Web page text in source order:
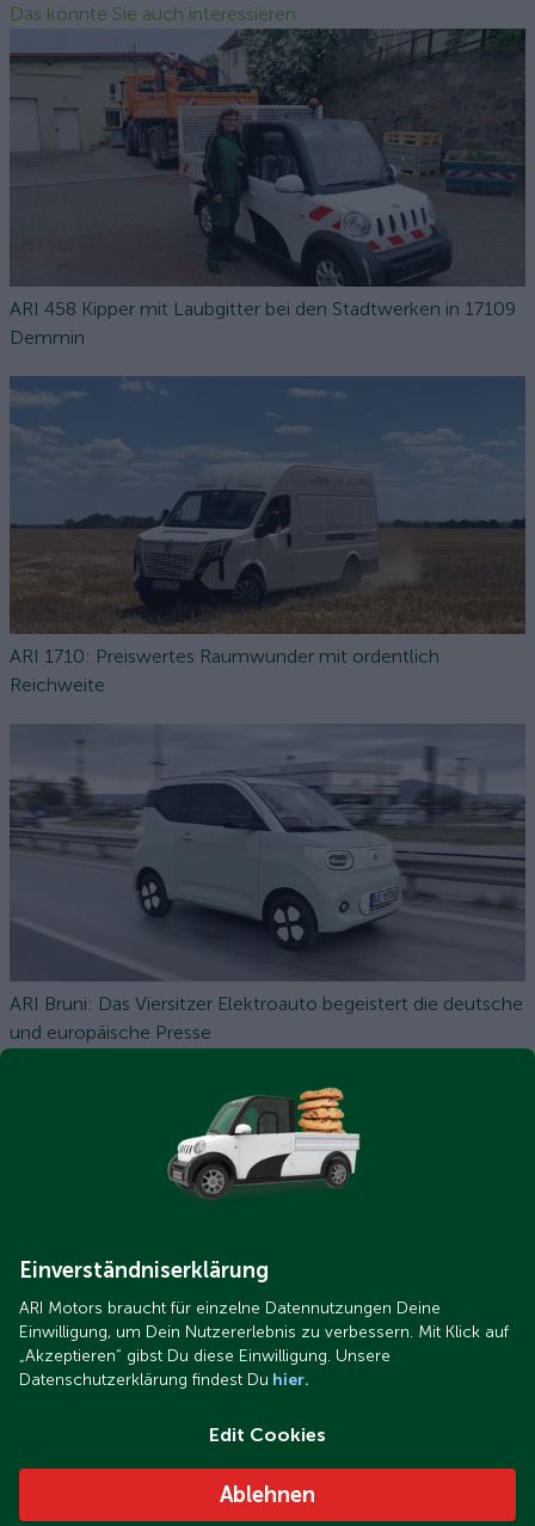
Das könnte Sie auch interessieren
ARI 458 Kipper mit Laubgitter bei den Stadtwerken in 17109
Demmin
ARI 1710: Preiswertes Raumwunder mit ordentlich
Reichweite
ARI Bruni: Das Viersitzer Elektroauto begeistert die deutsche
und europäische Presse
Einverständniserklärung
ARI Motors braucht für einzelne Datennutzungen Deine
Einwilligung, um Dein Nutzererlebnis zu verbessern. Mit Klick auf
„Akzeptieren“ gibst Du diese Einwilligung. Unsere
Datenschutzerklärung findest Du hier.
Edit Cookies
Ablehnen